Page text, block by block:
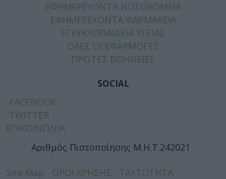
ΕΦΗΜΕΡΕΥΟΝΤΑ ΝΟΣΟΚΟΜΕΙΑ
ΕΦΗΜΕΡΕΥΟΝΤΑ ΦΑΡΜΑΚΕΙΑ
ΕΓΚΥΚΛΟΠΑΙΔΕΙΑ ΥΓΕΙΑΣ
ΟΛΕΣ ΟΙ ΕΦΑΡΜΟΓΕΣ
ΠΡΩΤΕΣ ΒΟΗΘΕΙΕΣ
SOCIAL
FACEBOOK
TWITTER
ΕΠΙΚΟΙΝΩΝΙΑ
Αριθμός Πιστοποίησης Μ.Η.Τ.242021
Site Map ΟΡΟΙ ΧΡΗΣΗΣ
ΤΑΥΤΟΤΗΤΑ